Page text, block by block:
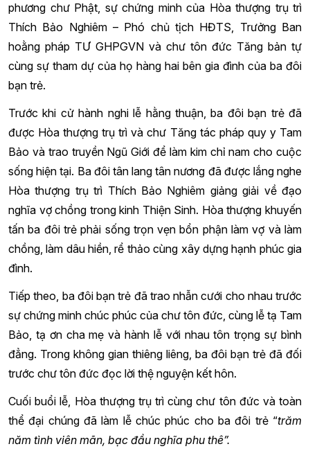
phương chư Phật, sự chứng minh của Hòa thượng trụ trì
Thích Bảo Nghiêm – Phó chủ tịch HĐTS, Trưởng Ban
hoằng pháp TƯ GHPGVN và chư tôn đức Tăng bản tự
cùng sự tham dự của họ hàng hai bên gia đình của ba đôi
bạn trẻ.
Trước khi cử hành nghi lễ hằng thuận, ba đôi bạn trẻ đã
được Hòa thượng trụ trì và chư Tăng tác pháp quy y Tam
Bảo và trao truyền Ngũ Giới để làm kim chỉ nam cho cuộc
sống hiện tại. Ba đôi tân lang tân nương đã được lắng nghe
Hòa thượng trụ trì Thích Bảo Nghiêm giảng giải về đạo
nghĩa vợ chồng trong kinh Thiện Sinh. Hòa thượng khuyến
tấn ba đôi trẻ phải sống trọn vẹn bổn phận làm vợ và làm
chồng, làm dâu hiền, rể thảo cùng xây dựng hạnh phúc gia
đình.
Tiếp theo, ba đôi bạn trẻ đã trao nhẫn cưới cho nhau trước
sự chứng minh chúc phúc của chư tôn đức, cùng lễ tạ Tam
Bảo, tạ ơn cha mẹ và hành lễ với nhau tôn trọng sự bình
đẳng. Trong không gian thiêng liêng, ba đôi bạn trẻ đã đối
trước chư tôn đức đọc lời thệ nguyện kết hôn.
Cuối buổi lễ, Hòa thượng trụ trì cùng chư tôn đức và toàn
thể đại chúng đã làm lễ chúc phúc cho ba đôi trẻ “trăm
năm tình viên mãn, bạc đầu nghĩa phu thê”.